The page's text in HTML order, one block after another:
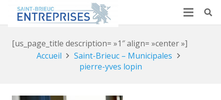
[us_page_title description= »1″ align= »center »]
Accueil
Saint-Brieuc – Municipales
pierre-yves lopin